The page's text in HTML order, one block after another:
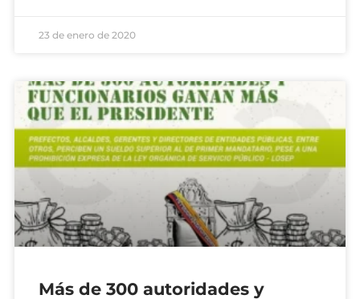
23 de enero de 2020
Más de 300 autoridades y